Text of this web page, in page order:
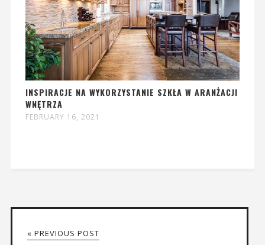
INSPIRACJE NA WYKORZYSTANIE SZKŁA W ARANŻACJI
WNĘTRZA
FEBRUARY 16, 2021
« PREVIOUS POST